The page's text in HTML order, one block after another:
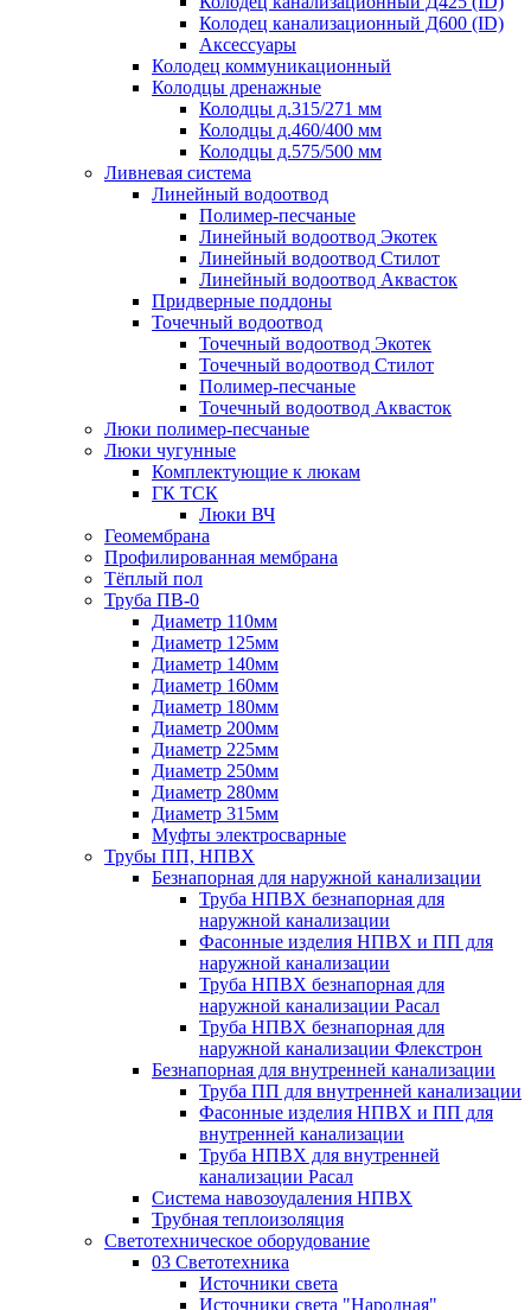
Колодец канализационный Д600 (ID)
Аксессуары
Колодец коммуникационный
Колодцы дренажные
Колодцы д.315/271 мм
Колодцы д.460/400 мм
Колодцы д.575/500 мм
Ливневая система
Линейный водоотвод
Полимер-песчаные
Линейный водоотвод Экотек
Линейный водоотвод Стилот
Линейный водоотвод Аквасток
Придверные поддоны
Точечный водоотвод
Точечный водоотвод Экотек
Точечный водоотвод Стилот
Полимер-песчаные
Точечный водоотвод Аквасток
Люки полимер-песчаные
Люки чугунные
Комплектующие к люкам
ГК ТСК
Люки ВЧ
Геомембрана
Профилированная мембрана
Тёплый пол
Труба ПВ-0
Диаметр 110мм
Диаметр 125мм
Диаметр 140мм
Диаметр 160мм
Диаметр 180мм
Диаметр 200мм
Диаметр 225мм
Диаметр 250мм
Диаметр 280мм
Диаметр 315мм
Муфты электросварные
Трубы ПП, НПВХ
Безнапорная для наружной канализации
Труба НПВХ безнапорная для
наружной канализации
Фасонные изделия НПВХ и ПП для
наружной канализации
Труба НПВХ безнапорная для
наружной канализации Расал
Труба НПВХ безнапорная для
наружной канализации Флекстрон
Безнапорная для внутренней канализации
Труба ПП для внутренней канализации
Фасонные изделия НПВХ и ПП для
внутренней канализации
Труба НПВХ для внутренней
канализации Расал
Система навозоудаления НПВХ
Трубная теплоизоляция
Светотехническое оборудование
03 Светотехника
Источники света
Источники света "Народная"